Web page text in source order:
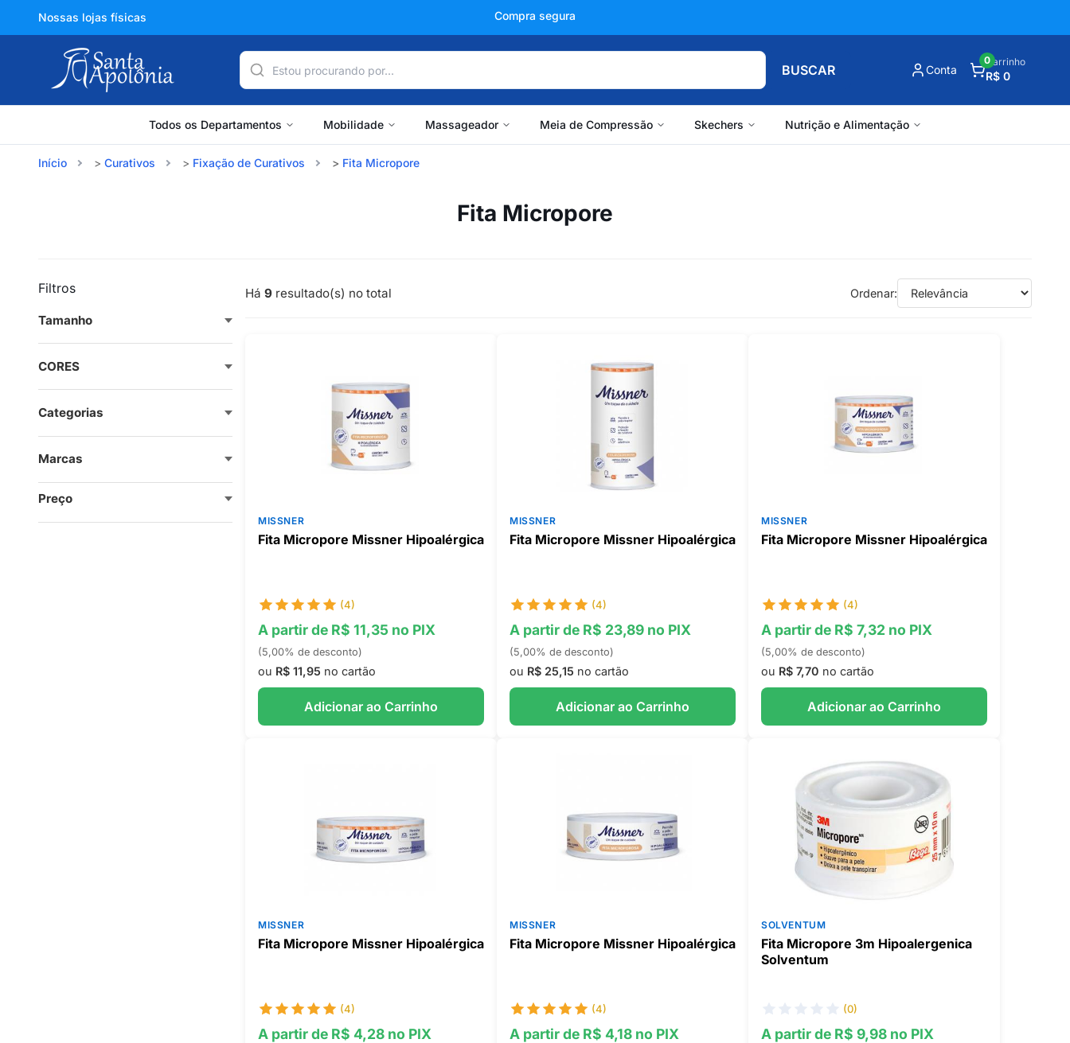
Nossas lojas físicas Compra segura
BUSCAR Conta
Carrinho
R$ 0
0
Todos os Departamentos Mobilidade Massageador Meia de Compressão Skechers Nutrição e Alimentação
Início Curativos Fixação de Curativos Fita Micropore
Fita Micropore
Filtros
Preço
CORES
Tamanho
Categorias
Marcas
Há 9resultado(s) no total Ordenar:
MISSNER
Fita Micropore Missner Hipoalérgica
(4)
A partir de R$ 11,35 no PIX
(5,00% de desconto)
ou R$ 11,95 no cartão
Adicionar ao Carrinho
MISSNER
Fita Micropore Missner Hipoalérgica
(4)
A partir de R$ 23,89 no PIX
(5,00% de desconto)
ou R$ 25,15 no cartão
Adicionar ao Carrinho
MISSNER
Fita Micropore Missner Hipoalérgica
(4)
A partir de R$ 7,32 no PIX
(5,00% de desconto)
ou R$ 7,70 no cartão
Adicionar ao Carrinho
MISSNER
Fita Micropore Missner Hipoalérgica
(4)
A partir de R$ 4,28 no PIX
MISSNER
Fita Micropore Missner Hipoalérgica
(4)
A partir de R$ 4,18 no PIX
SOLVENTUM
Fita Micropore 3m Hipoalergenica
Solventum
(0)
A partir de R$ 9,98 no PIX